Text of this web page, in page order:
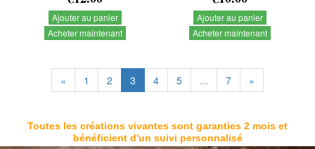
Ajouter au panier
Acheter maintenant
Ajouter au panier
Acheter maintenant
« 1 2 3 4 5 ... 7 »
Toutes les créations vivantes sont garanties 2 mois et
bénéficient d'un suivi personnalisé